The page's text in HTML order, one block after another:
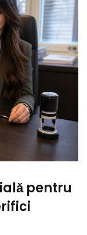
pentru